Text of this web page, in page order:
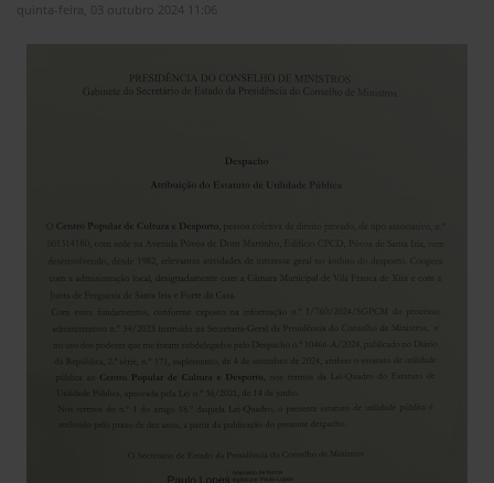
quinta-feira, 03 outubro 2024 11:06